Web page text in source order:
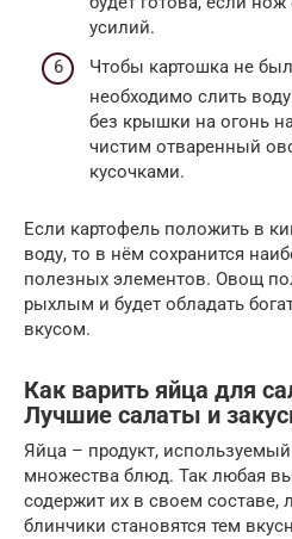
усилий.
Чтобы картошка не
необходимо слить
без крышки на огонь
чистим отваренный
кусочками.
Если картофель положить в
воду, то в нём сохранится
полезных элементов. Овощ
рыхлым и будет обладать
вкусом.
Как варить яйца для
Лучшие салаты и
Яйца – продукт,
множества блюд. Так любая
содержит их в своем
блинчики становятся тем